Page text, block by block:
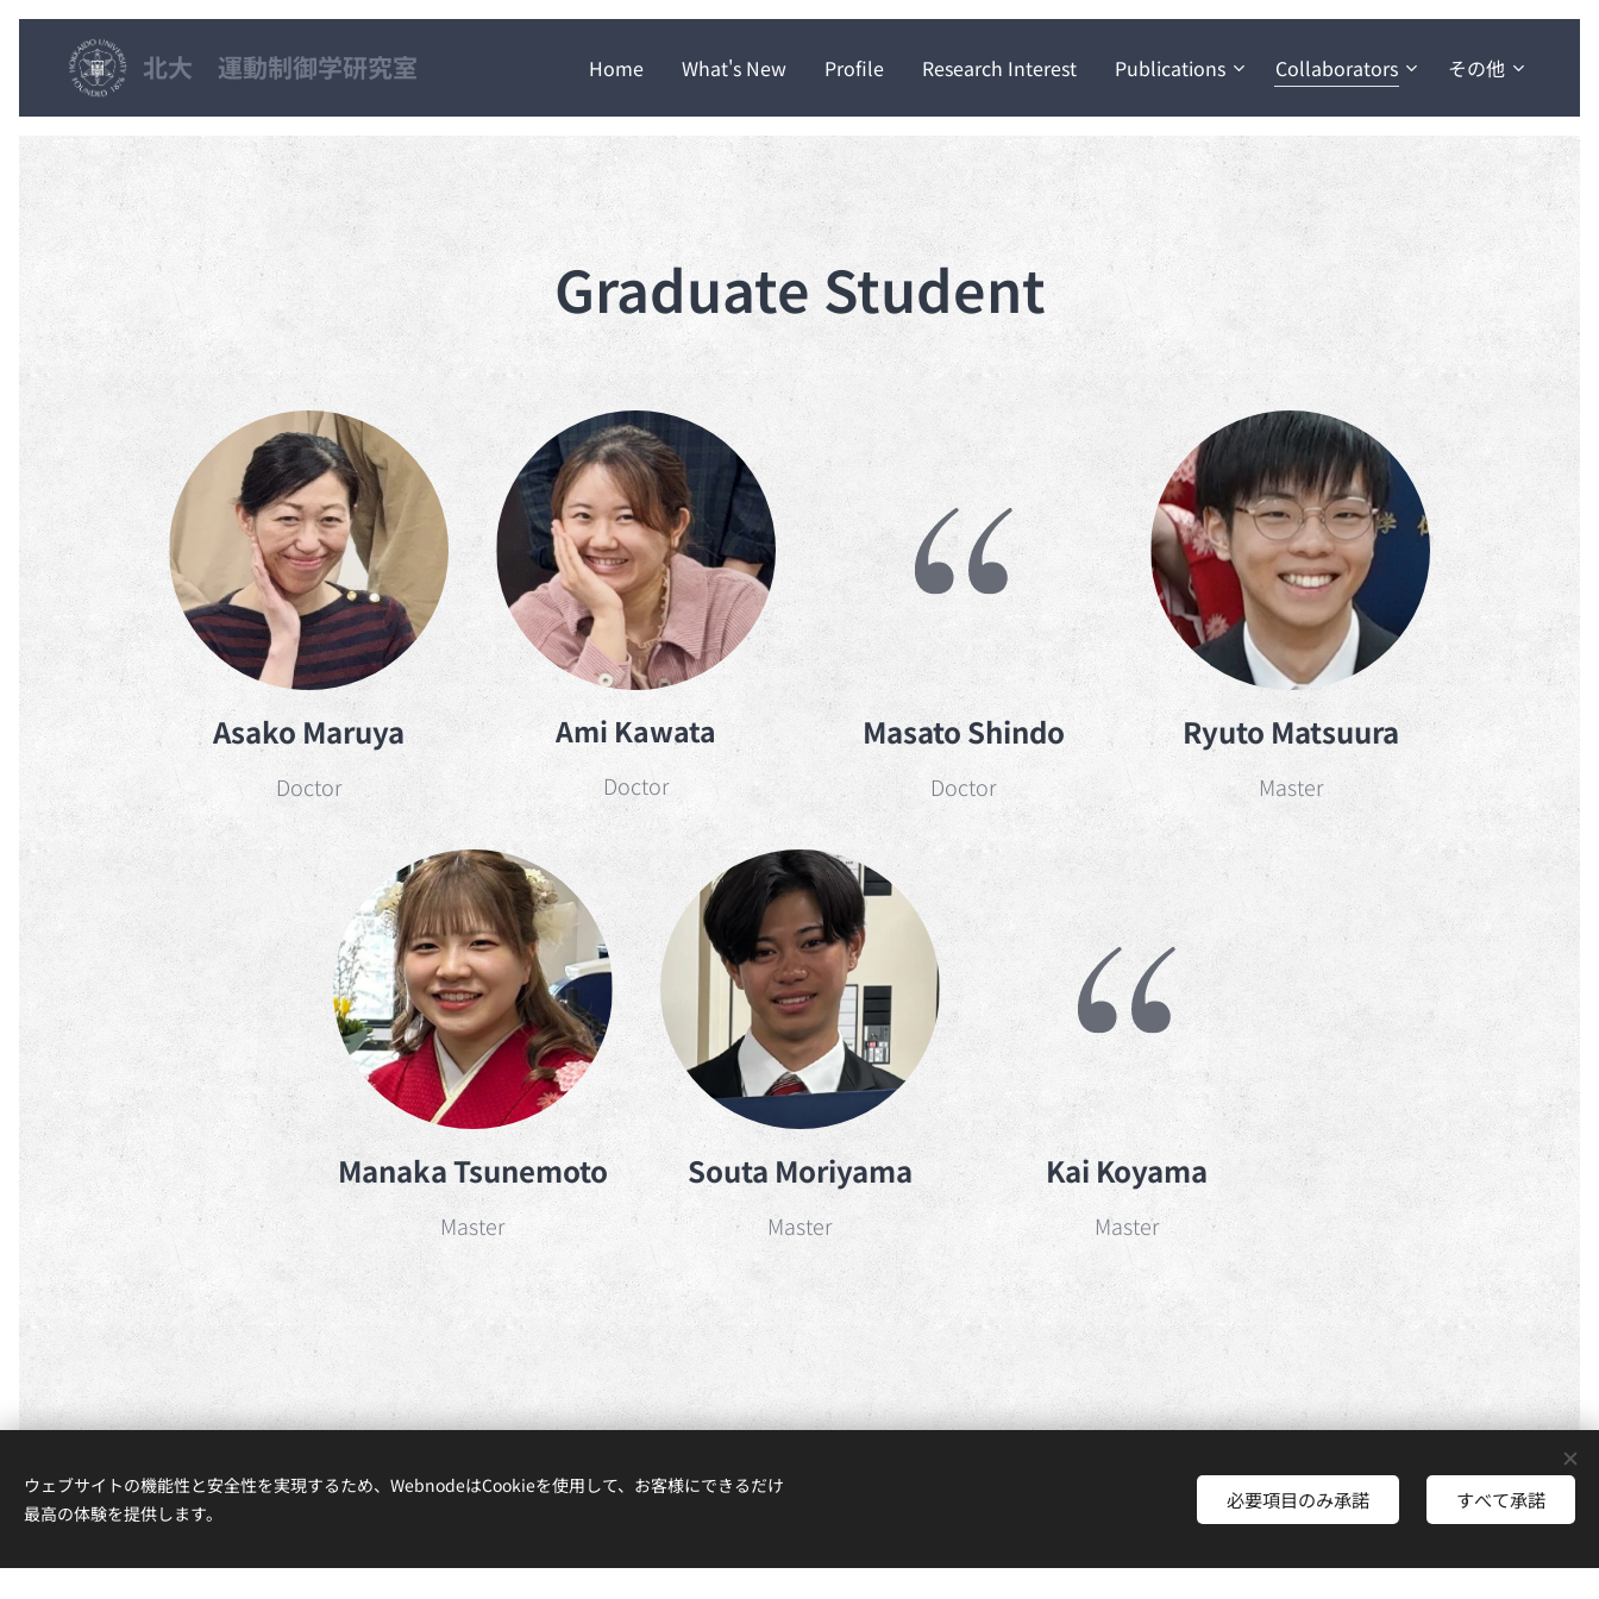
北大 運動制御学研究室 Home What's New Profile Research Interest Publications Collaborators その他
Graduate Student
Asako Maruya
Doctor
Ami Kawata
Doctor
Masato Shindo
Doctor
Ryuto Matsuura
Master
Manaka Tsunemoto
Master
Souta Moriyama
Master
Kai Koyama
Master
CopyrightⒸ2022 Hokudai Mobility Lab. All rights reserved.
ウェブサイトの機能性と安全性を実現するため、WebnodeはCookieを使用して、お客様にできるだけ
最高の体験を提供します。
必要項目のみ承諾 すべて承諾